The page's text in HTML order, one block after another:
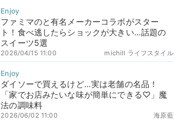
ファミマのと有名メーカーコラボがスター
ト！食べ逃したらショックが大きい…話題の
スイーツ5選
michill ライフスタイル
2026/04/15 11:00
ダイソーで買えるけど…実は老舗の名品！
「家でお店みたいな味が簡単にできる♡」魔
法の調味料
海原藍
2026/06/02 11:00